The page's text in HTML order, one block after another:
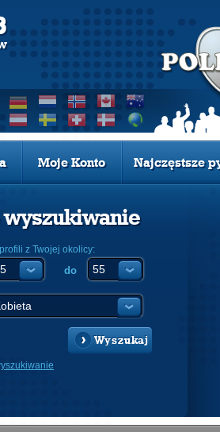
Moje Konto Najczęstsze
wyszukiwanie
z Twojej okolicy:
do
Wyszukaj